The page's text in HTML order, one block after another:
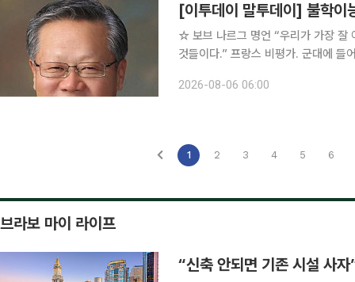
[이투데이 말투데이] 불학
☆ 보브 나르그 명언 “우리가 가장 잘 아는 것은 우습게도 이제까지 우리가 한 번도 배우지 못 했던
것들이다.” 프랑스 비평가. 군대에 들어가 이탈리아 · 보헤미아 등 각지에서 싸우며, 질병과 빈곤으
신으로 쓴 ‘사색과 잠언’은 염세감에
2026-08-06 06:00
1 2 3 4 5 6
브라보 마이 라이프
“신축 안되면 기존 시설 사